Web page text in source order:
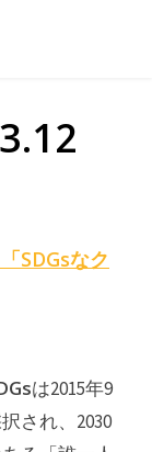
SDGsなク
は2015年9
され、2030